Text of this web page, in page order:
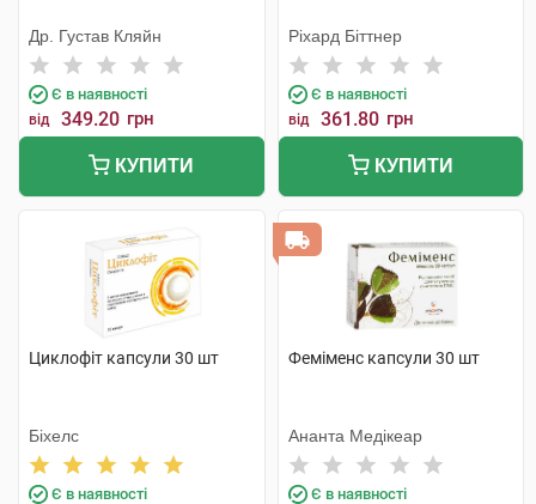
Др. Густав Кляйн
Є в наявності
від 349.20 грн
КУПИТИ
Ріхард Біттнер
Є в наявності
від 361.80 грн
КУПИТИ
Циклофіт капсули 30 шт
Біхелс
Є в наявності
Феміменс капсули 30 шт
Ананта Медікеар
Є в наявності